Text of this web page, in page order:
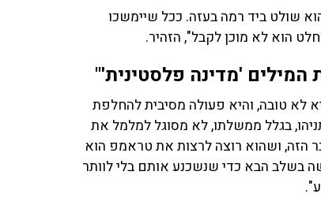
שולט ביד רמה בעזה. ככל שיימשכו
הוא לא מוכן לקבל", הזהיר.
'מדינה פלסטינית'"
לא טובה, והיא פעולה מסיבית להחלפת
בגלל ממשלתו, לא מסוגל למלמל את
הזה, ושהוא רוצה לרצות את טראמפ הוא
בשלב הבא כדי שנשכנע אותם בלי לוותר